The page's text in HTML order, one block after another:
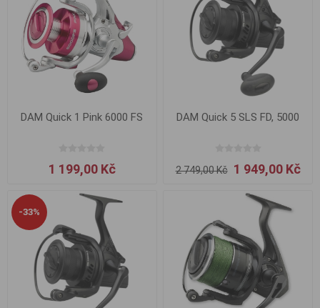
DAM Quick 1 Pink 6000 FS
1 199,00 Kč
DAM Quick 5 SLS FD, 5000
2 749,00 Kč 1 949,00 Kč
-33%